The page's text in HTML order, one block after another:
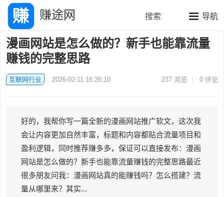
赚途网 导航
搜索
漫画网站是怎么做的？新手也能靠流量
赚钱的完整思路
互联网行业 2026-02-11 16:26:10 237浏览 0 评论
好的，我帮你写一篇全新的漫画网站推广软文，这次我
会让内容更加自然丰富，标题和内容都贴合流量项目和
盈利逻辑，同时推荐赚多多，保证可以直接发布：漫画
网站是怎么做的？新手也能靠流量赚钱的完整思路最近
很多朋友问我：漫画网站真的能赚钱吗？怎么搭建？流
量从哪里来？其实...